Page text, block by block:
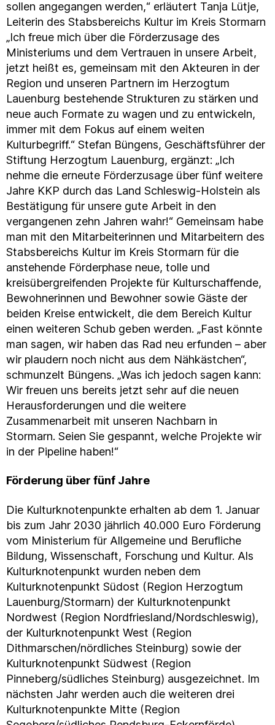
sollen angegangen werden,“ erläutert Tanja Lütje,
Leiterin des Stabsbereichs Kultur im Kreis Stormarn
„Ich freue mich über die Förderzusage des
Ministeriums und dem Vertrauen in unsere Arbeit,
jetzt heißt es, gemeinsam mit den Akteuren in der
Region und unseren Partnern im Herzogtum
Lauenburg bestehende Strukturen zu stärken und
neue auch Formate zu wagen und zu entwickeln,
immer mit dem Fokus auf einem weiten
Kulturbegriff.“ Stefan Büngens, Geschäftsführer der
Stiftung Herzogtum Lauenburg, ergänzt: „Ich
nehme die erneute Förderzusage über fünf weitere
Jahre KKP durch das Land Schleswig-Holstein als
Bestätigung für unsere gute Arbeit in den
vergangenen zehn Jahren wahr!“ Gemeinsam habe
man mit den Mitarbeiterinnen und Mitarbeitern des
Stabsbereichs Kultur im Kreis Stormarn für die
anstehende Förderphase neue, tolle und
kreisübergreifenden Projekte für Kulturschaffende,
Bewohnerinnen und Bewohner sowie Gäste der
beiden Kreise entwickelt, die dem Bereich Kultur
einen weiteren Schub geben werden. „Fast könnte
man sagen, wir haben das Rad neu erfunden – aber
wir plaudern noch nicht aus dem Nähkästchen“,
schmunzelt Büngens. „Was ich jedoch sagen kann:
Wir freuen uns bereits jetzt sehr auf die neuen
Herausforderungen und die weitere
Zusammenarbeit mit unseren Nachbarn in
Stormarn. Seien Sie gespannt, welche Projekte wir
in der Pipeline haben!“
Förderung über fünf Jahre
Die Kulturknotenpunkte erhalten ab dem 1. Januar
bis zum Jahr 2030 jährlich 40.000 Euro Förderung
vom Ministerium für Allgemeine und Berufliche
Bildung, Wissenschaft, Forschung und Kultur. Als
Kulturknotenpunkt wurden neben dem
Kulturknotenpunkt Südost (Region Herzogtum
Lauenburg/Stormarn) der Kulturknotenpunkt
Nordwest (Region Nordfriesland/Nordschleswig),
der Kulturknotenpunkt West (Region
Dithmarschen/nördliches Steinburg) sowie der
Kulturknotenpunkt Südwest (Region
Pinneberg/südliches Steinburg) ausgezeichnet. Im
nächsten Jahr werden auch die weiteren drei
Kulturknotenpunkte Mitte (Region